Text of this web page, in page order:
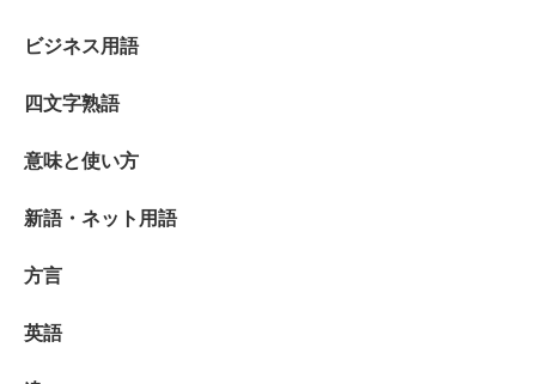
ビジネス用語
四文字熟語
意味と使い方
新語・ネット用語
方言
英語